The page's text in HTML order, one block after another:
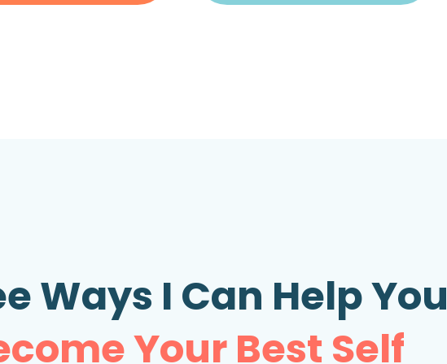
Ways I Can Help You
Your Best Self